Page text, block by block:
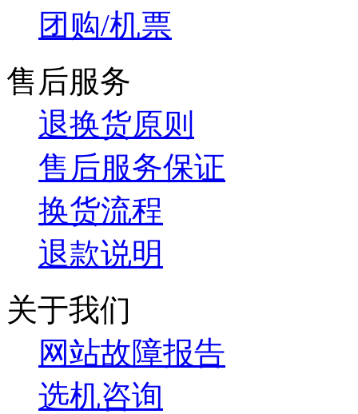
团购/机票
售后服务
退换货原则
售后服务保证
换货流程
退款说明
关于我们
网站故障报告
选机咨询